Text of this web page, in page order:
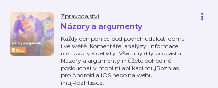
Zpravodajství
Názory a argumenty
Každý den pohled pod povrch událostí doma
i ve světě. Komentáře, analýzy. Informace,
rozhovory a debaty. Všechny díly podcastu
Názory a argumenty můžete pohodlně
poslouchat v mobilní aplikaci mujRozhlas
pro Android a iOS nebo na webu
mujRozhlas.cz.